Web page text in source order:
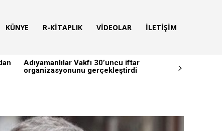
KÜNYE R-KITAPLIK VIDEOLAR İLETIŞIM
Adıyamanlılar Vakfı 30’uncu iftar
organizasyonunu gerçekleştirdi